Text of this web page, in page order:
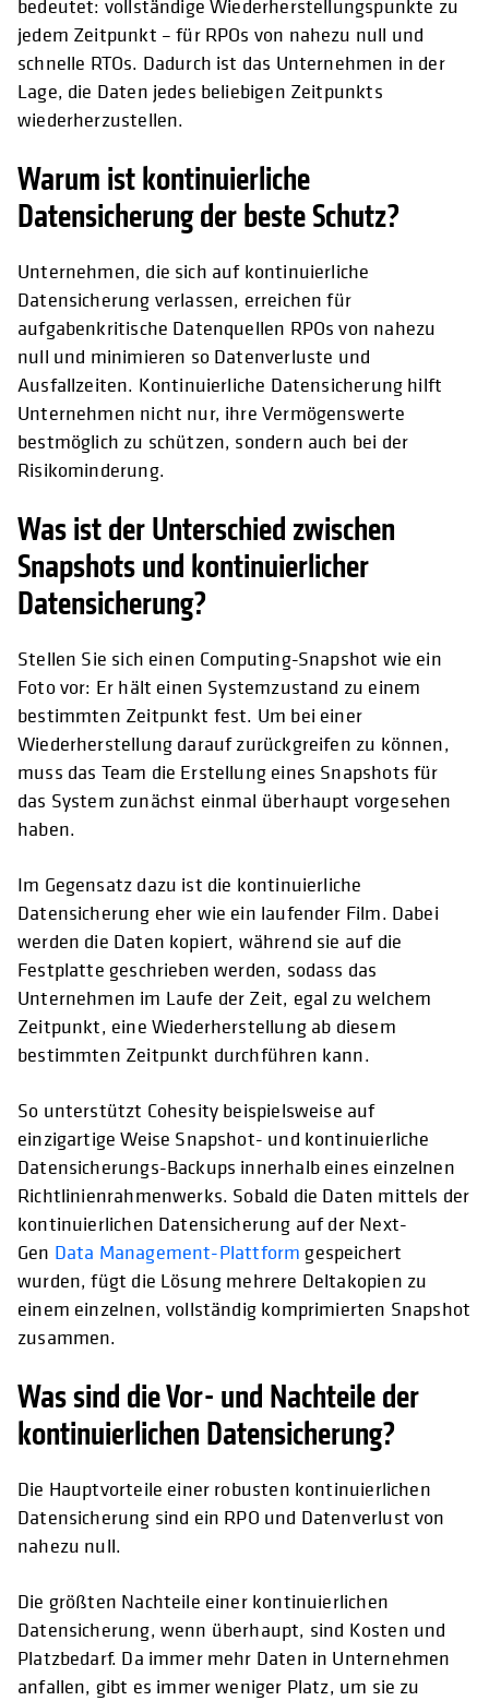
bedeutet: vollständige Wiederherstellungspunkte zu
jedem Zeitpunkt – für RPOs von nahezu null und
schnelle RTOs. Dadurch ist das Unternehmen in der
Lage, die Daten jedes beliebigen Zeitpunkts
wiederherzustellen.
Warum ist kontinuierliche
Datensicherung der beste Schutz?
Unternehmen, die sich auf kontinuierliche
Datensicherung verlassen, erreichen für
aufgabenkritische Datenquellen RPOs von nahezu
null und minimieren so Datenverluste und
Ausfallzeiten. Kontinuierliche Datensicherung hilft
Unternehmen nicht nur, ihre Vermögenswerte
bestmöglich zu schützen, sondern auch bei der
Risikominderung.
Was ist der Unterschied zwischen
Snapshots und kontinuierlicher
Datensicherung?
Stellen Sie sich einen Computing-Snapshot wie ein
Foto vor: Er hält einen Systemzustand zu einem
bestimmten Zeitpunkt fest. Um bei einer
Wiederherstellung darauf zurückgreifen zu können,
muss das Team die Erstellung eines Snapshots für
das System zunächst einmal überhaupt vorgesehen
haben.
Im Gegensatz dazu ist die kontinuierliche
Datensicherung eher wie ein laufender Film. Dabei
werden die Daten kopiert, während sie auf die
Festplatte geschrieben werden, sodass das
Unternehmen im Laufe der Zeit, egal zu welchem
Zeitpunkt, eine Wiederherstellung ab diesem
bestimmten Zeitpunkt durchführen kann.
So unterstützt Cohesity beispielsweise auf
einzigartige Weise Snapshot- und kontinuierliche
Datensicherungs-Backups innerhalb eines einzelnen
Richtlinienrahmenwerks. Sobald die Daten mittels der
kontinuierlichen Datensicherung auf der Next-
Gen Data Management-Plattform gespeichert
wurden, fügt die Lösung mehrere Deltakopien zu
einem einzelnen, vollständig komprimierten Snapshot
zusammen.
Was sind die Vor- und Nachteile der
kontinuierlichen Datensicherung?
Die Hauptvorteile einer robusten kontinuierlichen
Datensicherung sind ein RPO und Datenverlust von
nahezu null.
Die größten Nachteile einer kontinuierlichen
Datensicherung, wenn überhaupt, sind Kosten und
Platzbedarf. Da immer mehr Daten in Unternehmen
anfallen, gibt es immer weniger Platz, um sie zu